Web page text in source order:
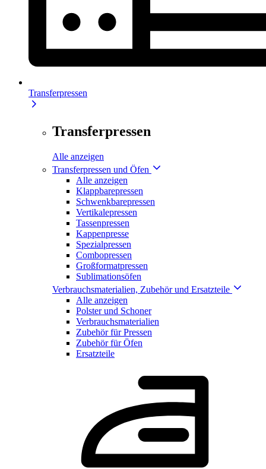
Transferpressen
Transferpressen
Alle anzeigen
Transferpressen und Öfen
Alle anzeigen
Klappbarepressen
Schwenkbarepressen
Vertikalepressen
Tassenpressen
Kappenpresse
Spezialpressen
Combopressen
Großformatpressen
Sublimationsöfen
Verbrauchsmaterialien, Zubehör und Ersatzteile
Alle anzeigen
Polster und Schoner
Verbrauchsmaterialien
Zubehör für Pressen
Zubehör für Öfen
Ersatzteile